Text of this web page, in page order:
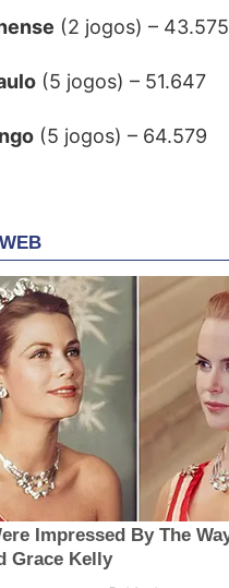
(2 jogos) – 43.575
(5 jogos) – 51.647
(5 jogos) – 64.579